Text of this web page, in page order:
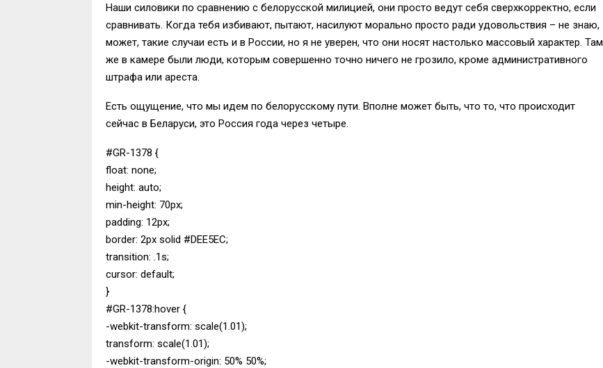
Наши силовики по сравнению с белорусской милицией, они просто ведут себя сверхкорректно, если
сравнивать. Когда тебя избивают, пытают, насилуют морально просто ради удовольствия – не знаю,
может, такие случаи есть и в России, но я не уверен, что они носят настолько массовый характер. Там
же в камере были люди, которым совершенно точно ничего не грозило, кроме административного
штрафа или ареста.
Есть ощущение, что мы идем по белорусскому пути. Вполне может быть, что то, что происходит
сейчас в Беларуси, это Россия года через четыре.
#GR-1378 {
float: none;
height: auto;
min-height: 70px;
padding: 12px;
border: 2px solid #DEE5EC;
transition: .1s;
cursor: default;
}
#GR-1378:hover {
-webkit-transform: scale(1.01);
transform: scale(1.01);
-webkit-transform-origin: 50% 50%;